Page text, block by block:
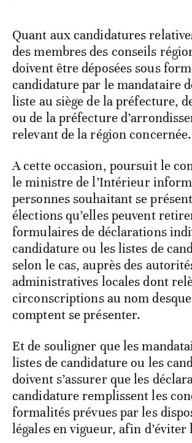
Quant aux candidatures
des membres des conseils
doivent être déposées sous
candidature par le mandataire
liste au siège de la préfecture,
ou de la préfecture
relevant de la région concernée.
A cette occasion, poursuit le
le ministre de l’Intérieur
personnes souhaitant se
élections qu’elles peuvent
formulaires de déclarations
candidature ou les listes de
selon le cas, auprès des
administratives locales dont
circonscriptions au nom
comptent se présenter.
Et de souligner que les
listes de candidature ou les
doivent s’assurer que les
candidature remplissent les
formalités prévues par les
légales en vigueur, afin